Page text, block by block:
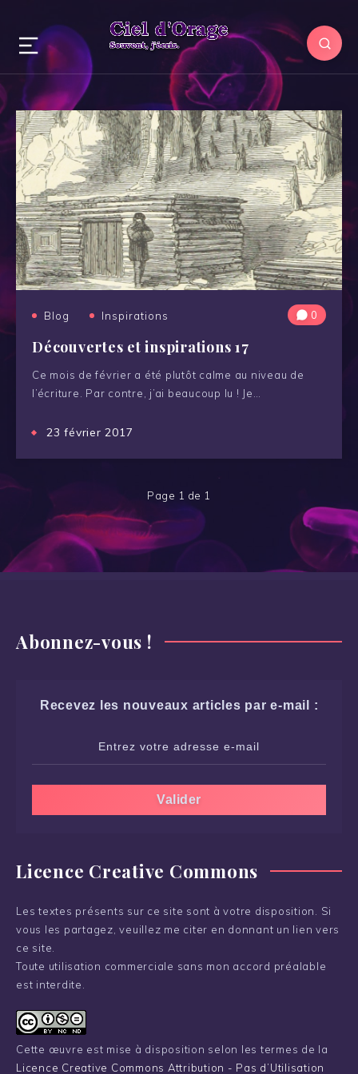
Blog Inspirations 0
Découvertes et inspirations 17
Ce mois de février a été plutôt calme au niveau de
l’écriture. Par contre, j’ai beaucoup lu ! Je…
23 février 2017
Page 1 de 1
Abonnez-vous !
Recevez les nouveaux articles par e-mail :
Licence Creative Commons
Les textes présents sur ce site sont à votre disposition. Si
vous les partagez, veuillez me citer en donnant un lien vers
ce site.
Toute utilisation commerciale sans mon accord préalable
est interdite.
Cette œuvre est mise à disposition selon les termes de la
Licence Creative Commons Attribution - Pas d’Utilisation